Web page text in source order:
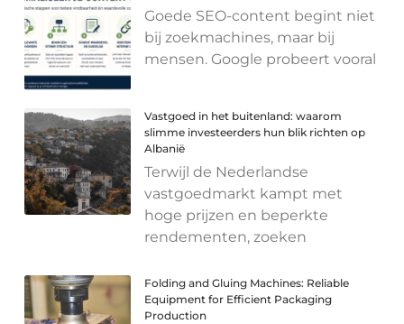
Goede SEO-content begint niet
bij zoekmachines, maar bij
mensen. Google probeert vooral
Vastgoed in het buitenland: waarom
slimme investeerders hun blik richten op
Albanië
Terwijl de Nederlandse
vastgoedmarkt kampt met
hoge prijzen en beperkte
rendementen, zoeken
Folding and Gluing Machines: Reliable
Equipment for Efficient Packaging
Production